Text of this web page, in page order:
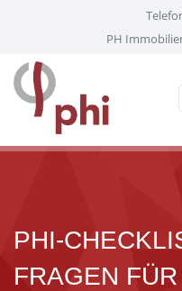
PH
PHI-
FRAGEN